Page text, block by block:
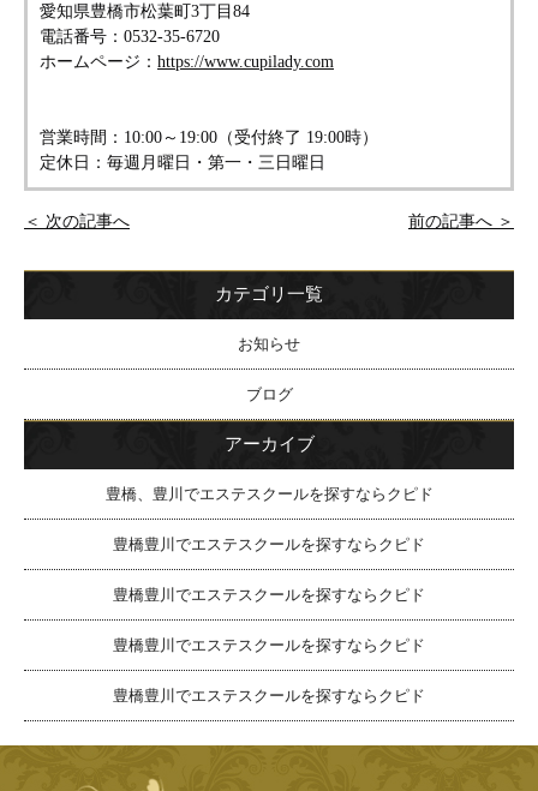
愛知県豊橋市松葉町3丁目84
電話番号：0532-35-6720
ホームページ： https://www.cupilady.com
営業時間：10:00～19:00（受付終了 19:00時）
定休日：毎週月曜日・第一・三日曜日
＜ 次の記事へ 前の記事へ ＞
カテゴリ一覧
お知らせ
ブログ
アーカイブ
豊橋、豊川でエステスクールを探すならクピド
豊橋豊川でエステスクールを探すならクピド
豊橋豊川でエステスクールを探すならクピド
豊橋豊川でエステスクールを探すならクピド
豊橋豊川でエステスクールを探すならクピド